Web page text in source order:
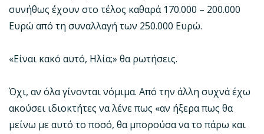
συνήθως έχουν στο τέλος καθαρά 170.000 – 200.000
Ευρώ από τη συναλλαγή των 250.000 Ευρώ.
«Είναι κακό αυτό, Ηλία;» θα ρωτήσεις.
Όχι, αν όλα γίνονται νόμιμα. Από την άλλη συχνά έχω
ακούσει ιδιοκτήτες να λένε πως «αν ήξερα πως θα
μείνω με αυτό το ποσό, θα μπορούσα να το πάρω και